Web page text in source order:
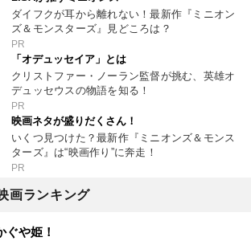
ダイフクが耳から離れない！最新作『ミニオン
ズ＆モンスターズ』見どころは？
PR
「オデュッセイア」とは
クリストファー・ノーラン監督が挑む、英雄オ
デュッセウスの物語を知る！
PR
映画ネタが盛りだくさん！
いくつ見つけた？最新作『ミニオンズ＆モンス
ターズ』は“映画作り”に奔走！
PR
画ランキング
ぐや姫！